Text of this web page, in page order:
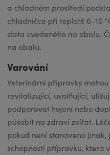
a chladném prostředí
chladničce při teplotě 6–10
data uvedeného na obalu.
na obalu.
Varování
Veterinární přípravky
revitalizující, uvolňující,
podporovat hojení nebo
působit na zdraví zvířat.
pokud není stanoveno jinak,
schopností přípravku, která